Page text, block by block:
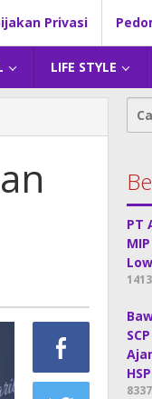
Privasi
LIFE STYLE
Cari
PT